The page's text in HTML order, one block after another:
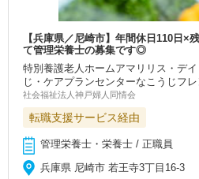
【兵庫県／尼崎市】年間休日110日×
て管理栄養士の募集です◎
特別養護老人ホームアマリリス・デ
じ・ケアプランセンターなこうじフ
社会福祉法人神戸婦人同情会
転職支援サービス経由
管理栄養士・栄養士 / 正職員
兵庫県 尼崎市 若王寺3丁目16-3